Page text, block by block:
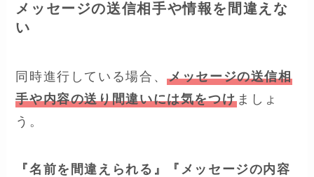
メッセージの送信相手や情報を間違えな
い
同時進行している場合、メッセージの送信相
手や内容の送り間違いには気をつけ ましょ
う。
『名前を間違えられる』『メッセージの内容